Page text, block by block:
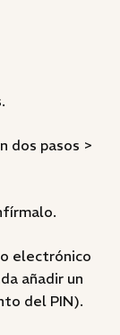
dos pasos >
electrónico
añadir un
del PIN).